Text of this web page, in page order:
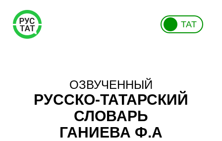
ТАТ
ОЗВУЧЕННЫЙ
РУССКО-ТАТАРСКИЙ
СЛОВАРЬ
ГАНИЕВА Ф.А